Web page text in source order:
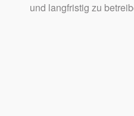
und langfristig zu